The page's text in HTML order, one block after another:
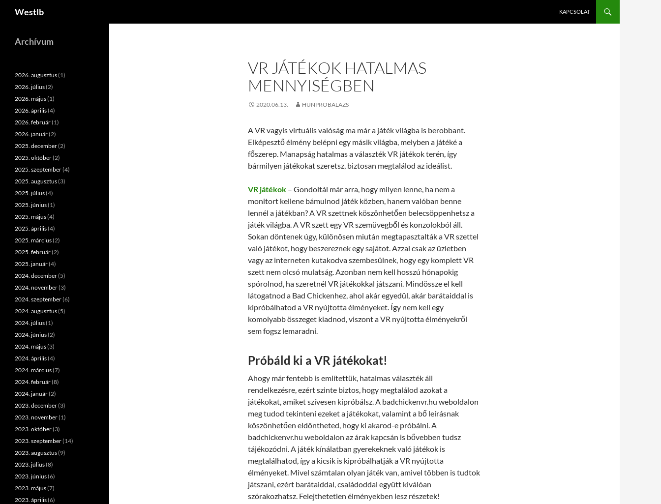
Westlb KAPCSOLAT
VR JÁTÉKOK HATALMAS
MENNYISÉGBEN
2020.06.13. HUNPROBALAZS
A VR vagyis virtuális valóság ma már a játék világba is berobbant.
Elképesztő élmény belépni egy másik világba, melyben a játéké a
főszerep. Manapság hatalmas a választék VR játékok terén, így
bármilyen játékokat szeretsz, biztosan megtalálod az ideálist.
VR játékok – Gondoltál már arra, hogy milyen lenne, ha nem a
monitort kellene bámulnod játék közben, hanem valóban benne
lennél a játékban? A VR szettnek köszönhetően belecsöppenhetsz a
játék világba. A VR szett egy VR szemüvegből és konzolokból áll.
Sokan döntenek úgy, különösen miután megtapasztalták a VR szettel
való játékot, hogy beszereznek egy sajátot. Azzal csak az üzletben
vagy az interneten kutakodva szembesülnek, hogy egy komplett VR
szett nem olcsó mulatság. Azonban nem kell hosszú hónapokig
spórolnod, ha szeretnél VR játékokkal játszani. Mindössze el kell
látogatnod a Bad Chickenhez, ahol akár egyedül, akár barátaiddal is
kipróbálhatod a VR nyújtotta élményeket. Így nem kell egy
komolyabb összeget kiadnod, viszont a VR nyújtotta élményekről
sem fogsz lemaradni.
Próbáld ki a VR játékokat!
Ahogy már fentebb is említettük, hatalmas választék áll
rendelkezésre, ezért szinte biztos, hogy megtalálod azokat a
játékokat, amiket szívesen kipróbálsz. A badchickenvr.hu weboldalon
meg tudod tekinteni ezeket a játékokat, valamint a bő leírásnak
köszönhetően eldöntheted, hogy ki akarod-e próbálni. A
badchickenvr.hu weboldalon az árak kapcsán is bővebben tudsz
tájékozódni. A játék kínálatban gyerekeknek való játékok is
megtalálhatod, így a kicsik is kipróbálhatják a VR nyújtotta
élményeket. Mivel számtalan olyan játék van, amivel többen is tudtok
játszani, ezért barátaiddal, családoddal együtt kiválóan
szórakozhatsz. Felejthetetlen élményekben lesz részetek!
Archívum
2026. augusztus(1)
2026. július(2)
2026. május(1)
2026. április(4)
2026. február(1)
2026. január(2)
2025. december(2)
2025. október(2)
2025. szeptember(4)
2025. augusztus(3)
2025. július(4)
2025. június(1)
2025. május(4)
2025. április(4)
2025. március(2)
2025. február(2)
2025. január(4)
2024. december(5)
2024. november(3)
2024. szeptember(6)
2024. augusztus(5)
2024. július(1)
2024. június(2)
2024. május(3)
2024. április(4)
2024. március(7)
2024. február(8)
2024. január(2)
2023. december(3)
2023. november(1)
2023. október(3)
2023. szeptember(14)
2023. augusztus(9)
2023. július(8)
2023. június(6)
2023. május(7)
2023. április(6)